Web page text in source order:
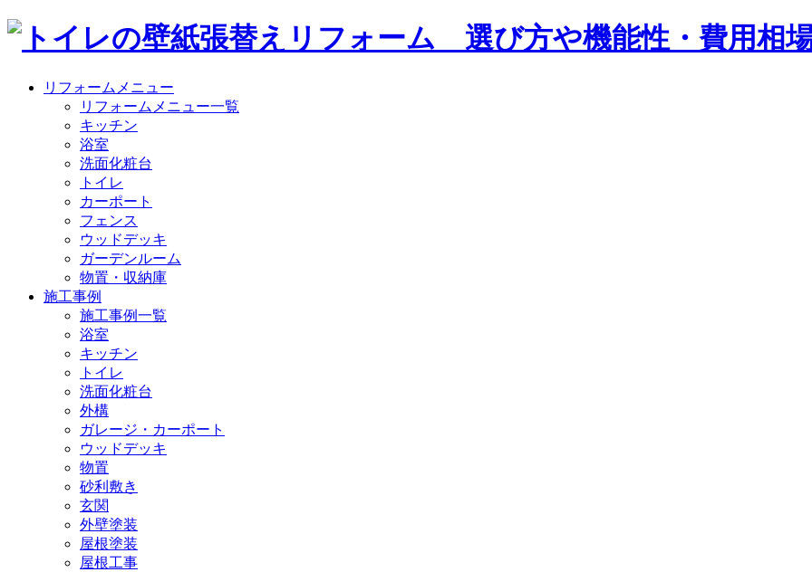
リフォームメニュー
リフォームメニュー一覧
キッチン
浴室
洗面化粧台
トイレ
カーポート
フェンス
ウッドデッキ
ガーデンルーム
物置・収納庫
施工事例
施工事例一覧
浴室
キッチン
トイレ
洗面化粧台
外構
ガレージ・カーポート
ウッドデッキ
物置
砂利敷き
玄関
外壁塗装
屋根塗装
屋根工事